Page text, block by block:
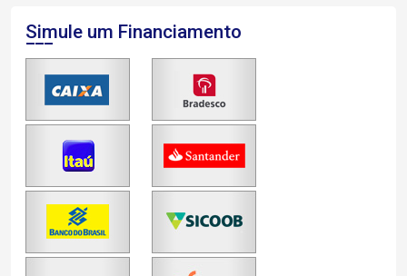
Simule um Financiamento